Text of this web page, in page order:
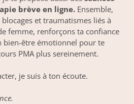
brève en ligne. Ensemble,
et traumatismes liés à
femme, renforçons ta confiance
bien-être émotionnel pour te
PMA plus sereinement.
je suis à ton écoute.